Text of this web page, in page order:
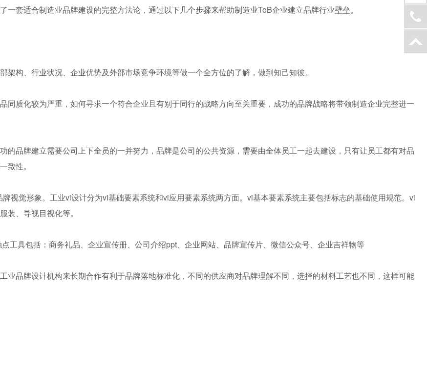
套适合制造业品牌建设的完整方法论，通过以下几个步骤来帮助制造业ToB企业建立品牌行业壁垒。
构、行业状况、企业优势及外部市场竞争环境等做一个全方位的了解，做到知己知彼。
同质化较为严重，如何寻求一个符合企业且有别于同行的战略方向至关重要，成功的品牌战略将带领制造企业完整进一
的品牌建立需要公司上下全员的一并努力，品牌是公司的公共资源，需要由全体员工一起去建设，只有让员工都有对品
致性。
视觉形象。工业vi设计分为vi基础要素系统和vi应用要素系统两方面。vi基本要素系统主要包括标志的基础使用规范。vi
装、导视目视化等。
工具包括：商务礼品、企业宣传册、公司介绍ppt、企业网站、品牌宣传片、微信公众号、企业吉祥物等
业品牌设计机构来长期合作有利于品牌落地标准化，不同的供应商对品牌理解不同，选择的材料工艺也不同，这样可能